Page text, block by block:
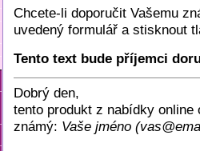
Chcete-li doporučit Vašemu
uvedený formulář a stisknout
Tento text bude příjemci
Dobrý den,
tento produkt z nabídky online
známý: Vaše jméno